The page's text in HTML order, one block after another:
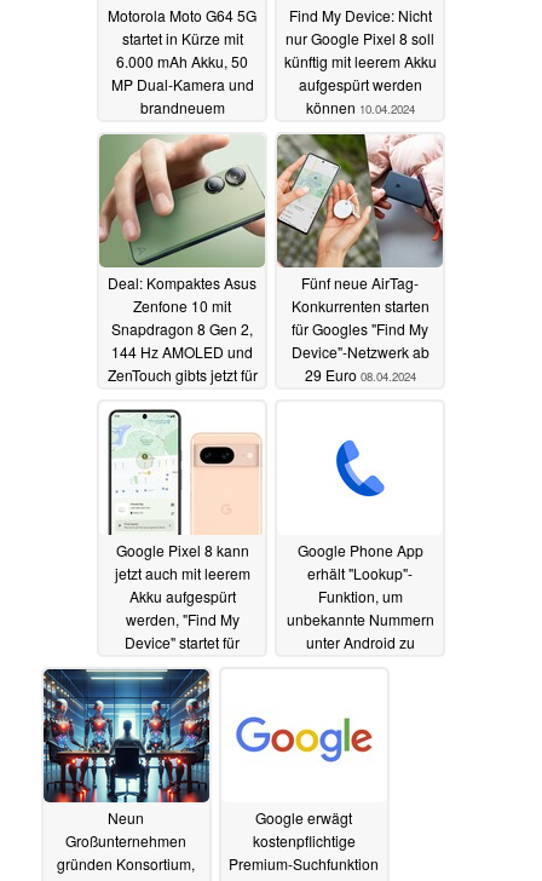
Motorola Moto G64 5G
startet in Kürze mit
6.000 mAh Akku, 50
MP Dual-Kamera und
brandneuem
Dimensity-Chip
10.04.2024
Find My Device: Nicht
nur Google Pixel 8 soll
künftig mit leerem Akku
aufgespürt werden
können 10.04.2024
Deal: Kompaktes Asus
Zenfone 10 mit
Snapdragon 8 Gen 2,
144 Hz AMOLED und
ZenTouch gibts jetzt für
Fünf neue AirTag-
Konkurrenten starten
für Googles "Find My
Device"-Netzwerk ab
29 Euro 08.04.2024
Google Pixel 8 kann
jetzt auch mit leerem
Akku aufgespürt
werden, "Find My
Device" startet für
Android-Smartphones
08.04.2024
Google Phone App
erhält "Lookup"-
Funktion, um
unbekannte Nummern
unter Android zu
Neun
Großunternehmen
gründen Konsortium,
Google erwägt
kostenpflichtige
Premium-Suchfunktion